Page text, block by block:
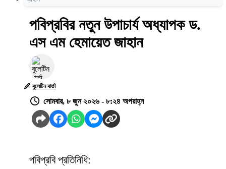
পবিপ্রবির নতুন উপাচার্য অধ্যাপক ড.
এস এম হেমায়েত জাহান
বুলেটিন বার্তা
সোমবার, ৮ জুন ২০২৬ - ৮:২৪ অপরাহ্ন
পবিপ্রবি প্রতিনিধি: